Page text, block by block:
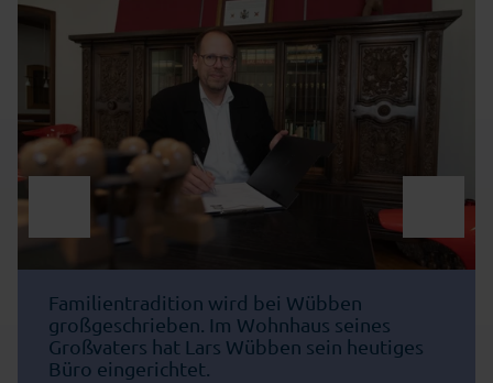
Familientradition wird bei Wübben
großgeschrieben. Im Wohnhaus seines
Großvaters hat Lars Wübben sein heutiges
Büro eingerichtet.